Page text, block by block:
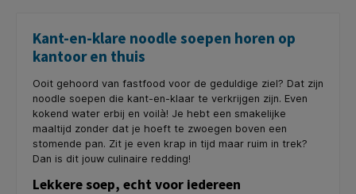
Kant-en-klare noodle soepen horen op
kantoor en thuis
Ooit gehoord van fastfood voor de geduldige ziel? Dat zijn
noodle soepen die kant-en-klaar te verkrijgen zijn. Even
kokend water erbij en voilà! Je hebt een smakelijke
maaltijd zonder dat je hoeft te zwoegen boven een
stomende pan. Zit je even krap in tijd maar ruim in trek?
Dan is dit jouw culinaire redding!
Lekkere soep, echt voor iedereen